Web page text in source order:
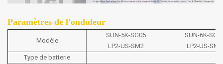
Paramètres de l'onduleur
Modèle
SUN-5K-SG05
LP2-US-SM2
SUN-6K-
LP2-US-SM2
Type de batterie